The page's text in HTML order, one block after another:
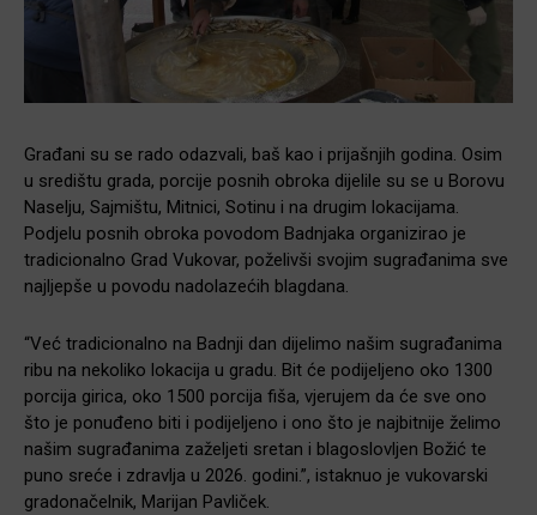
Građani su se rado odazvali, baš kao i prijašnjih godina. Osim
u središtu grada, porcije posnih obroka dijelile su se u Borovu
Naselju, Sajmištu, Mitnici, Sotinu i na drugim lokacijama.
Podjelu posnih obroka povodom Badnjaka organizirao je
tradicionalno Grad Vukovar, poželivši svojim sugrađanima sve
najljepše u povodu nadolazećih blagdana.
“Već tradicionalno na Badnji dan dijelimo našim sugrađanima
ribu na nekoliko lokacija u gradu. Bit će podijeljeno oko 1300
porcija girica, oko 1500 porcija fiša, vjerujem da će sve ono
što je ponuđeno biti i podijeljeno i ono što je najbitnije želimo
našim sugrađanima zaželjeti sretan i blagoslovljen Božić te
puno sreće i zdravlja u 2026. godini.”, istaknuo je vukovarski
gradonačelnik, Marijan Pavliček.